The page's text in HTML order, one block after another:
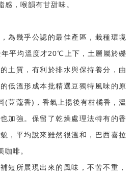
，喉韻有甘甜味。
為幾乎公認的最佳產區，栽種環境
平均溫度才20℃上下，土層屬於礫
土質，有利於排水與保持養分，由
低溫形成本批精選豆獨特風味的原
(荳蔻香)，香氣上揚後有柑橘香，溫
加強。保留了乾燥處理法特有的香
，平均說來雖然很溫和，巴西喜拉
咖啡。
短所展現出來的風味，不苦不重，